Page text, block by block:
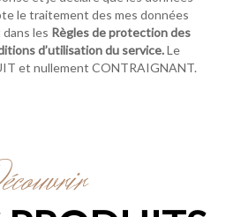
le traitement des mes données
les Règles de protection des
d’utilisation du service.
et nullement CONTRAIGNANT.